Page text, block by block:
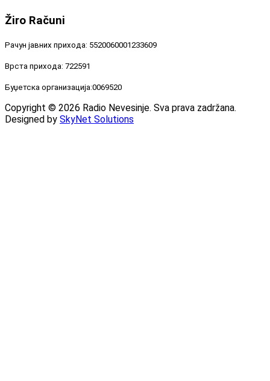
Žiro Računi
Рачун јавних прихода: 5520060001233609
Врста прихода: 722591
Буџетска организација:0069520
Copyright © 2026 Radio Nevesinje. Sva prava zadržana.
Designed by SkyNet Solutions